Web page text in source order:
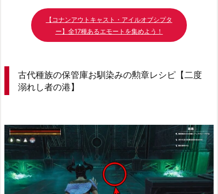
【コナンアウトキャスト・アイルオブシプタ
ー】全17種あるエモートを集めよう！
古代種族の保管庫お馴染みの勲章レシピ【二度
溺れし者の港】